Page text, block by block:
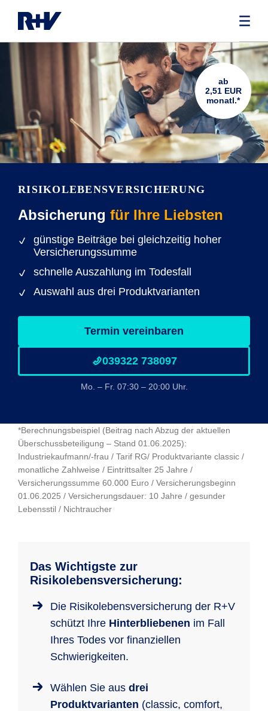
RISIKOLEBENS­VERSICHERUNG
Absicherung für Ihre Liebsten
günstige Beiträge bei gleichzeitig hoher
Versicherungssumme
schnelle Auszahlung im Todesfall
Auswahl aus drei Produktvarianten
Termin vereinbaren
039322 738097
Mo. – Fr. 07:30 – 20:00 Uhr.
ab
2,51 EUR
monatl.*
*Berechnungsbeispiel (Beitrag nach Abzug der aktuellen
Überschussbeteiligung – Stand 01.06.2025):
Industriekaufmann/-frau / Tarif RG/ Produktvariante classic /
monatliche Zahlweise / Eintrittsalter 25 Jahre /
Versicherungssumme 60.000 Euro / Versicherungsbeginn
01.06.2025 / Versicherungsdauer: 10 Jahre / gesunder
Lebensstil / Nichtraucher
Das Wichtigste zur
Risikolebensversicherung:
Die Risikolebensversicherung der R+V
schützt Ihre Hinterbliebenen im Fall
Ihres Todes vor finanziellen
Schwierigkeiten.
Wählen Sie aus drei
Produktvarianten (classic, comfort,